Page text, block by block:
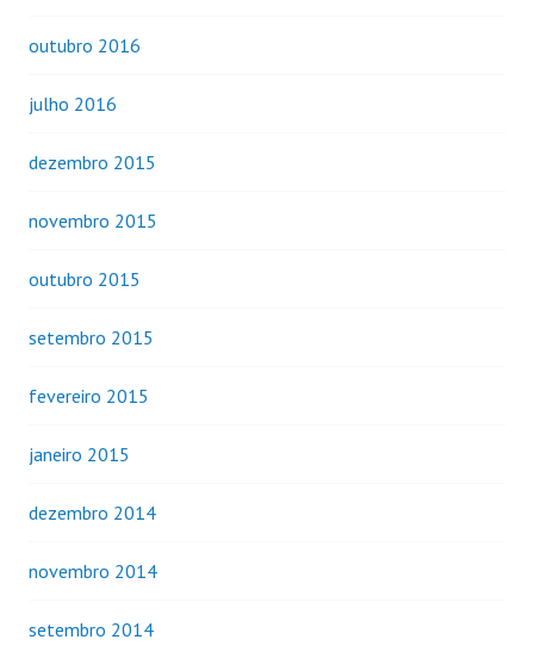
outubro 2016
julho 2016
dezembro 2015
novembro 2015
outubro 2015
setembro 2015
fevereiro 2015
janeiro 2015
dezembro 2014
novembro 2014
setembro 2014